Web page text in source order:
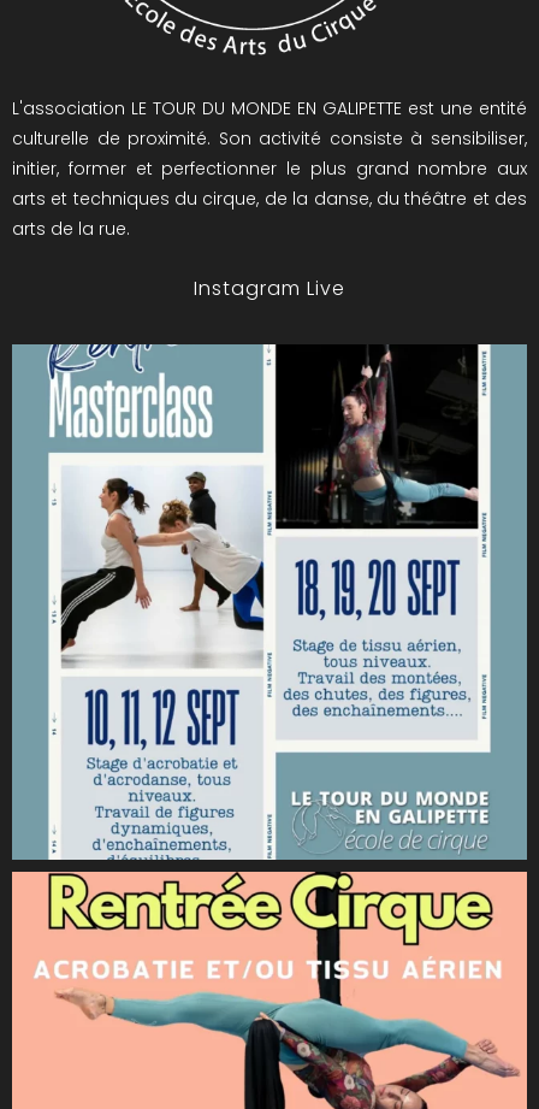
L'association LE TOUR DU MONDE EN GALIPETTE est une entité
culturelle de proximité. Son activité consiste à sensibiliser,
initier, former et perfectionner le plus grand nombre aux
arts et techniques du cirque, de la danse, du théâtre et des
arts de la rue.
Instagram Live